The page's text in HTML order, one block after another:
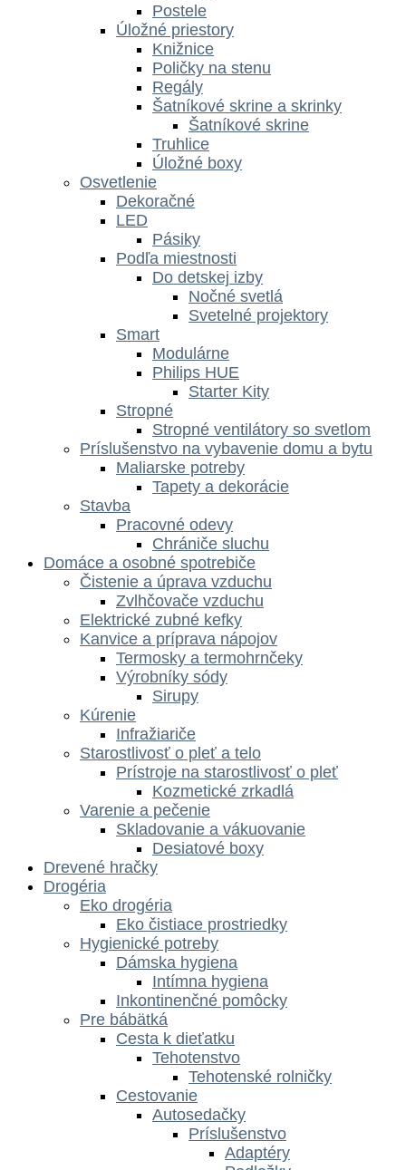
Postele
Úložné priestory
Knižnice
Poličky na stenu
Regály
Šatníkové skrine a skrinky
Šatníkové skrine
Truhlice
Úložné boxy
Osvetlenie
Dekoračné
LED
Pásiky
Podľa miestnosti
Do detskej izby
Nočné svetlá
Svetelné projektory
Smart
Modulárne
Philips HUE
Starter Kity
Stropné
Stropné ventilátory so svetlom
Príslušenstvo na vybavenie domu a bytu
Maliarske potreby
Tapety a dekorácie
Stavba
Pracovné odevy
Chrániče sluchu
Domáce a osobné spotrebiče
Čistenie a úprava vzduchu
Zvlhčovače vzduchu
Elektrické zubné kefky
Kanvice a príprava nápojov
Termosky a termohrnčeky
Výrobníky sódy
Sirupy
Kúrenie
Infražiariče
Starostlivosť o pleť a telo
Prístroje na starostlivosť o pleť
Kozmetické zrkadlá
Varenie a pečenie
Skladovanie a vákuovanie
Desiatové boxy
Drevené hračky
Drogéria
Eko drogéria
Eko čistiace prostriedky
Hygienické potreby
Dámska hygiena
Intímna hygiena
Inkontinenčné pomôcky
Pre bábätká
Cesta k dieťatku
Tehotenstvo
Tehotenské rolničky
Cestovanie
Autosedačky
Príslušenstvo
Adaptéry